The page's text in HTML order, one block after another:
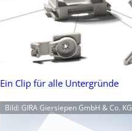
Ein Clip für alle Untergründe
Bild: GIRA Giersiepen GmbH & Co. KG